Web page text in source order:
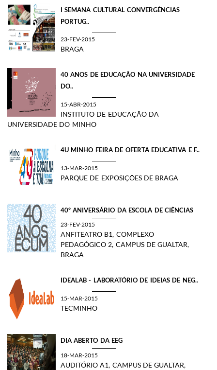
I SEMANA CULTURAL CONVERGÊNCIAS
PORTUG..
23-FEV-2015
BRAGA
40 ANOS DE EDUCAÇÃO NA UNIVERSIDADE
DO..
15-ABR-2015
INSTITUTO DE EDUCAÇÃO DA
UNIVERSIDADE DO MINHO
4U MINHO FEIRA DE OFERTA EDUCATIVA E F..
13-MAR-2015
PARQUE DE EXPOSIÇÕES DE BRAGA
40º ANIVERSÁRIO DA ESCOLA DE CIÊNCIAS
23-FEV-2015
ANFITEATRO B1, COMPLEXO
PEDAGÓGICO 2, CAMPUS DE GUALTAR,
BRAGA
IDEALAB - LABORATÓRIO DE IDEIAS DE NEG..
15-MAR-2015
TECMINHO
DIA ABERTO DA EEG
18-MAR-2015
AUDITÓRIO A1, CAMPUS DE GUALTAR,